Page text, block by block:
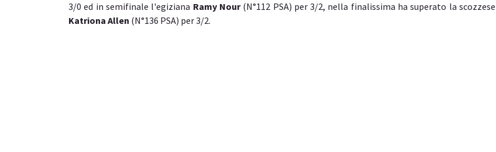
3/0 ed in semifinale l'egiziana Ramy Nour(N°112 PSA) per 3/2, nella finalissima ha superato la scozzese
Katriona Allen (N°136 PSA) per 3/2.